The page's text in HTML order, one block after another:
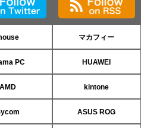
マカフィー
PC HUAWEI
AMD kintone
ASUS ROG